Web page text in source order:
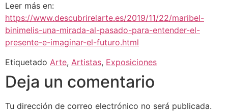
Leer más en:
https://www.descubrirelarte.es/2019/11/22/maribel-
binimelis-una-mirada-al-pasado-para-entender-el-
presente-e-imaginar-el-futuro.html
Etiquetado Arte, Artistas, Exposiciones
Deja un comentario
Tu dirección de correo electrónico no será publicada.